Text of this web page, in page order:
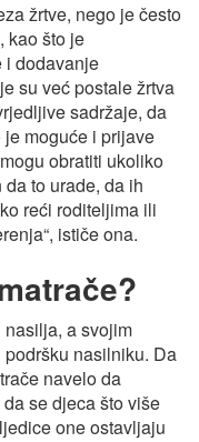
žrtve, nego je često
kao što je
i dodavanje
su već postale žrtva
sadržaje, da
moguće i prijave
obratiti ukoliko
to urade, da ih
reći roditeljima ili
ističe ona.
a svojim
nasilniku. Da
navelo da
se djeca što više
one ostavljaju